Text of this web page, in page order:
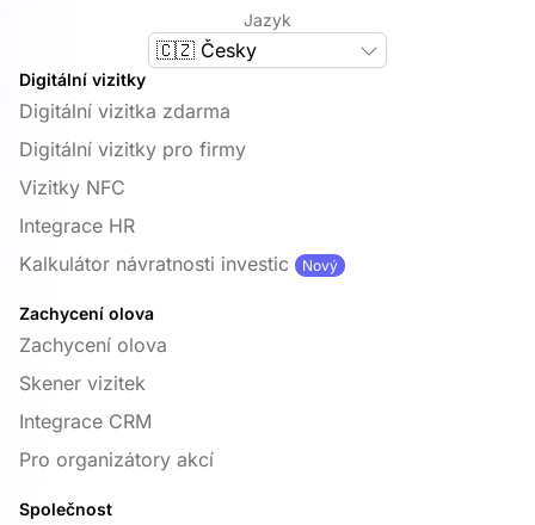
Jazyk
🇨🇿 Česky
Digitální vizitky
Digitální vizitka zdarma
Digitální vizitky pro firmy
Vizitky NFC
Integrace HR
Kalkulátor návratnosti investic
Nový
Zachycení olova
Zachycení olova
Skener vizitek
Integrace CRM
Pro organizátory akcí
Společnost